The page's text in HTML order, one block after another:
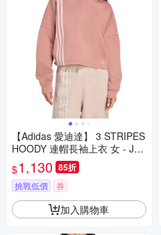
【Adidas 愛迪達】 3 STRIPES
HOODY 連帽長袖上衣 女 - JW
3601
$1,130 85折
挑戰低價 券
加入購物車